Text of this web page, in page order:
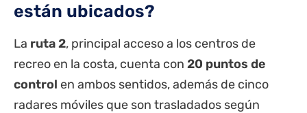
están ubicados?
La ruta 2, principal acceso a los centros de
recreo en la costa, cuenta con 20 puntos de
control en ambos sentidos, además de cinco
radares móviles que son trasladados según